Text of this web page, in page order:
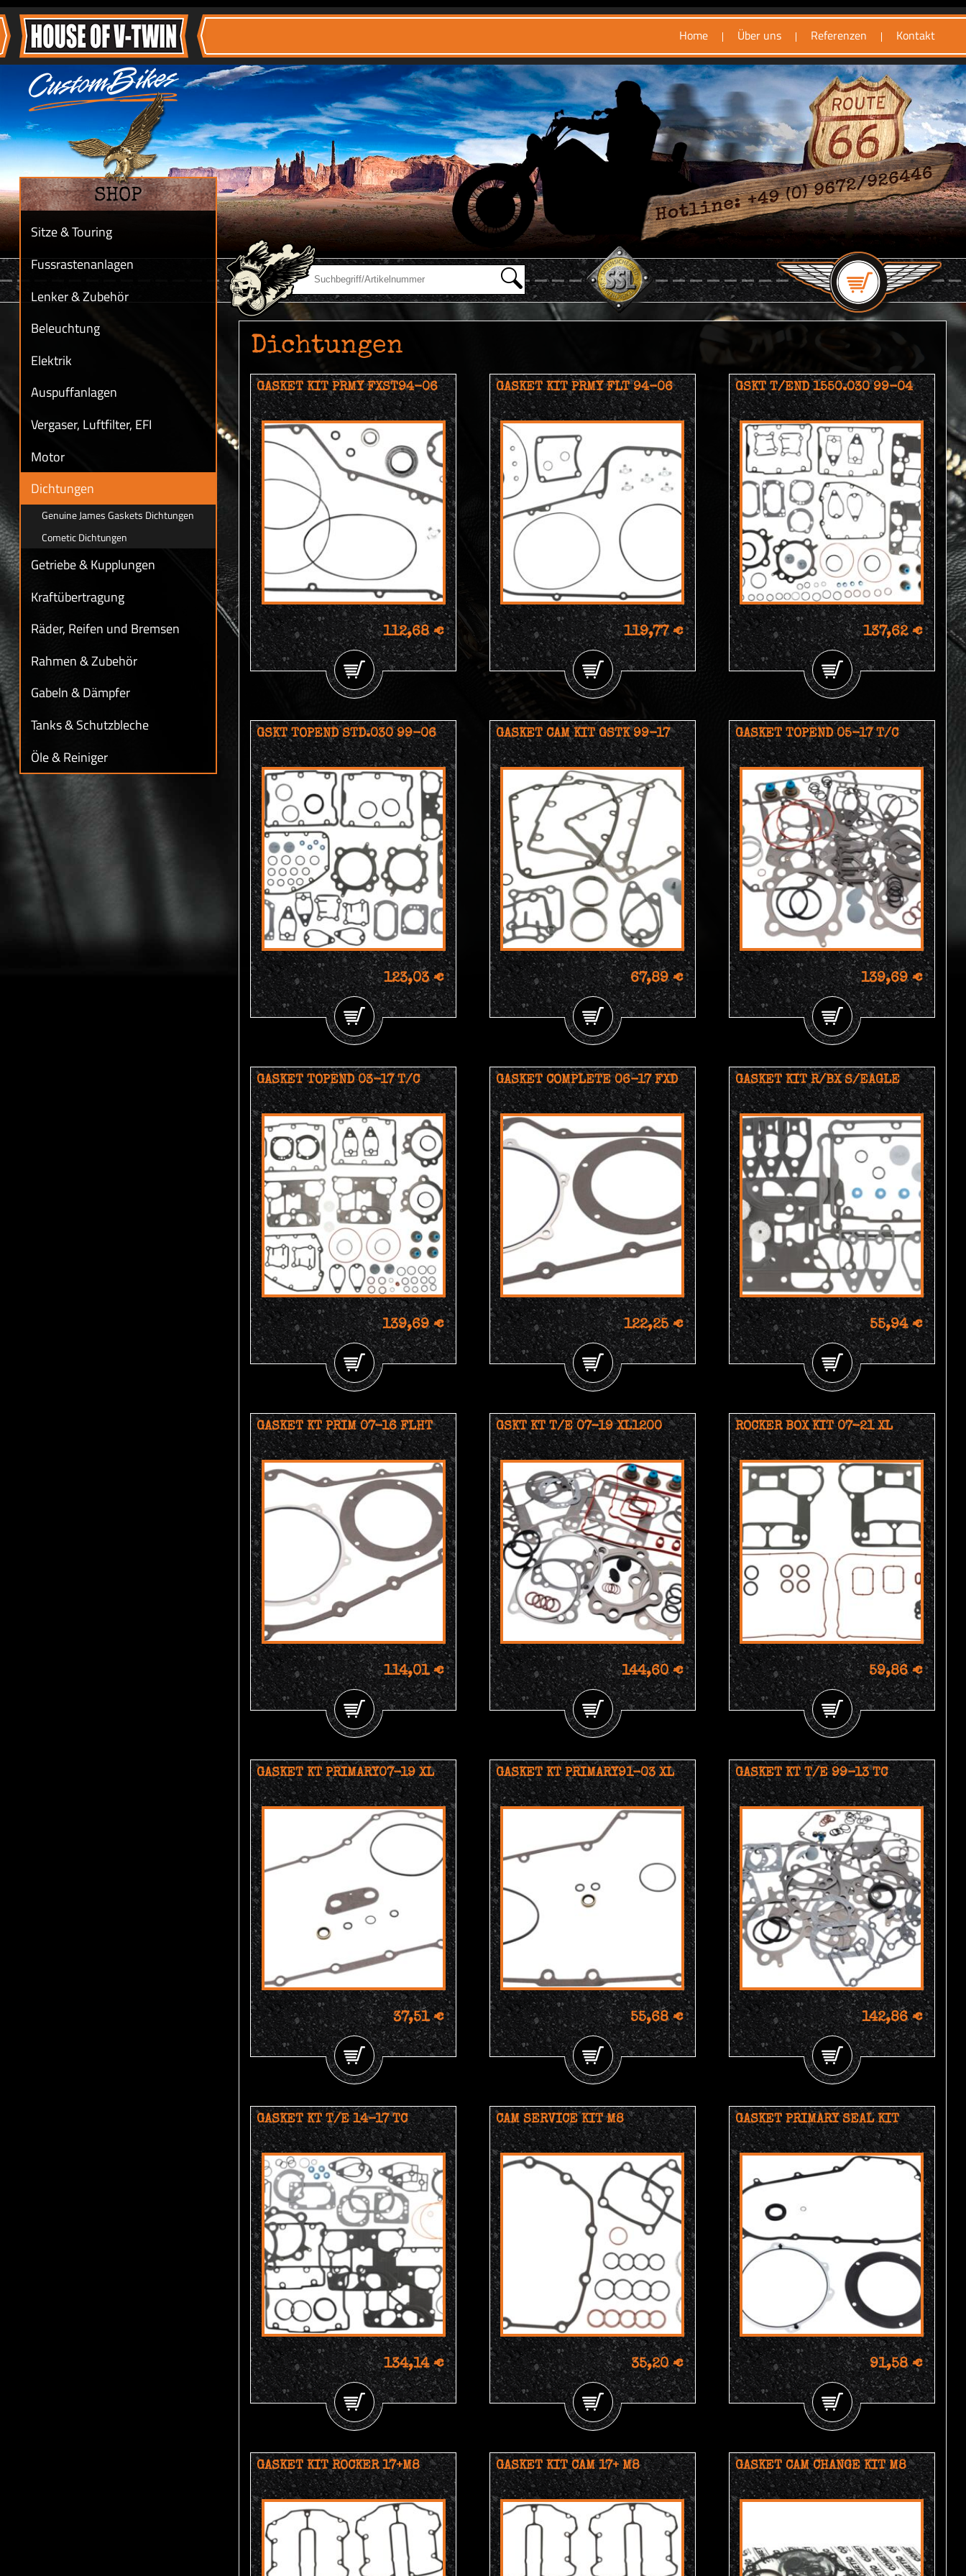
Home Über uns Referenzen Kontakt
SHOP
Sitze & Touring
Fussrastenanlagen
Lenker & Zubehör
Beleuchtung
Elektrik
Auspuffanlagen
Vergaser, Luftfilter, EFI
Motor
Dichtungen
Genuine James Gaskets Dichtungen
Cometic Dichtungen
Getriebe & Kupplungen
Kraftübertragung
Räder, Reifen und Bremsen
Rahmen & Zubehör
Gabeln & Dämpfer
Tanks & Schutzbleche
Öle & Reiniger
Dichtungen
GASKET KIT PRMY FXST94-06
112,68 €
GASKET KIT PRMY FLT 94-06
119,77 €
GSKT T/END 1550.030 99-04
137,62 €
GSKT TOPEND STD.030 99-06
123,03 €
GASKET CAM KIT GSTK 99-17
67,89 €
GASKET TOPEND 05-17 T/C
139,69 €
GASKET TOPEND 03-17 T/C
139,69 €
GASKET COMPLETE 06-17 FXD
122,25 €
GASKET KIT R/BX S/EAGLE
55,94 €
GASKET KT PRIM 07-16 FLHT
114,01 €
GSKT KT T/E 07-19 XL1200
144,60 €
ROCKER BOX KIT 07-21 XL
59,86 €
GASKET KT PRIMARY07-19 XL
37,51 €
GASKET KT PRIMARY91-03 XL
55,68 €
GASKET KT T/E 99-13 TC
142,86 €
GASKET KT T/E 14-17 TC
134,14 €
CAM SERVICE KIT M8
35,20 €
GASKET PRIMARY SEAL KIT
91,58 €
GASKET KIT ROCKER 17+M8 GASKET KIT CAM 17+ M8 GASKET CAM CHANGE KIT M8